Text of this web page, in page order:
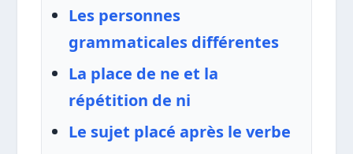
Les personnes
grammaticales différentes
La place de ne et la
répétition de ni
Le sujet placé après le verbe